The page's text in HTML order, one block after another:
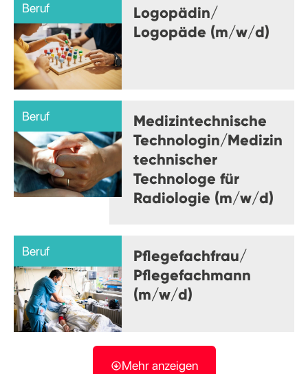
Beruf
Logopädin/
Logopäde (m/w/d)
Beruf
Medizintechnische
Technologin/Medizin
technischer
Technologe für
Radiologie (m/w/d)
Beruf
Pflegefachfrau/
Pflegefachmann
(m/w/d)
Mehr anzeigen